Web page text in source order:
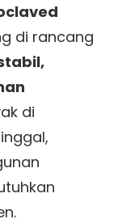
di rancang
di